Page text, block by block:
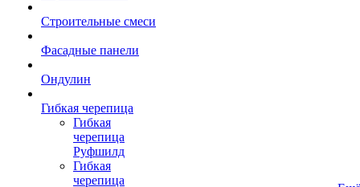
Строительные смеси
Фасадные панели
Ондулин
Гибкая черепица
Гибкая
черепица
Руфшилд
Гибкая
черепица